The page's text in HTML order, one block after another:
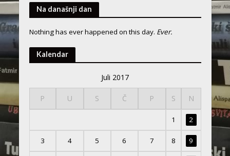
Na današnji dan
Nothing has ever happened on this day. Ever.
Kalendar
Juli 2017
P U S Č P S N
1 2
3 4 5 6 7 8 9